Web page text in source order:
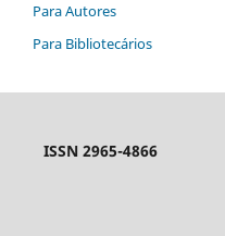
Para Autores
Para Bibliotecários
ISSN 2965-4866